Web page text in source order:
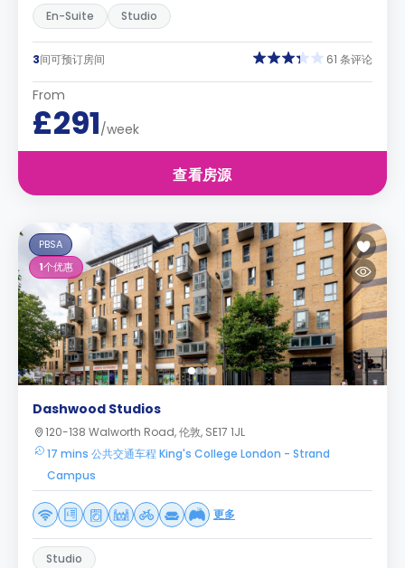
En-Suite Studio
3间可预订房间 61 条评论
From
£291/week
查看房源
PBSA
1个优惠
Dashwood Studios
120-138 Walworth Road, 伦敦, SE17 1JL
17 mins 公共交通车程 King's College London - Strand
Campus
更多
Studio